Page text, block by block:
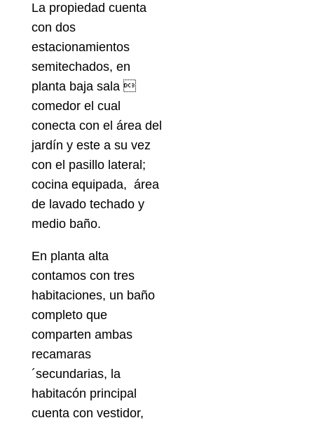
La propiedad cuenta
con dos
estacionamientos
semitechados, en
planta baja sala 
comedor el cual
conecta con el área del
jardín y este a su vez
con el pasillo lateral;
cocina equipada, área
de lavado techado y
medio baño.
En planta alta
contamos con tres
habitaciones, un baño
completo que
comparten ambas
recamaras
´secundarias, la
habitacón principal
cuenta con vestidor,